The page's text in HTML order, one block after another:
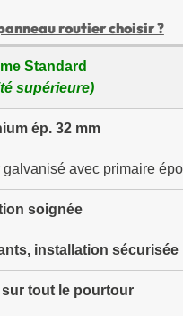
routier choisir ?
Standard
supérieure)
ép. 32 mm
galvanisé avec primaire
soignée
installation sécurisée
sur tout le pourtour